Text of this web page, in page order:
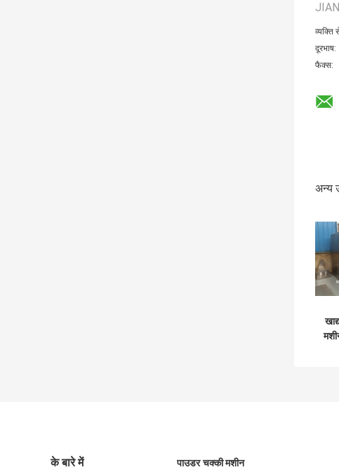
व्यक्ति
दूरभाष:
फैक्स:
अन्य
के बारे में पाउडर चक्की मशीन